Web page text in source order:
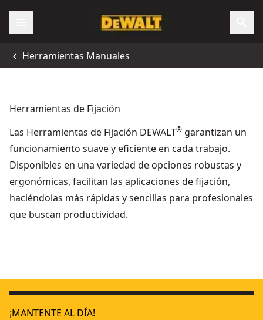
Herramientas Manuales
Herramientas de Fijación
Las Herramientas de Fijación DEWALT® garantizan un
funcionamiento suave y eficiente en cada trabajo.
Disponibles en una variedad de opciones robustas y
ergonómicas, facilitan las aplicaciones de fijación,
haciéndolas más rápidas y sencillas para profesionales
que buscan productividad.
¡MANTENTE AL DÍA!